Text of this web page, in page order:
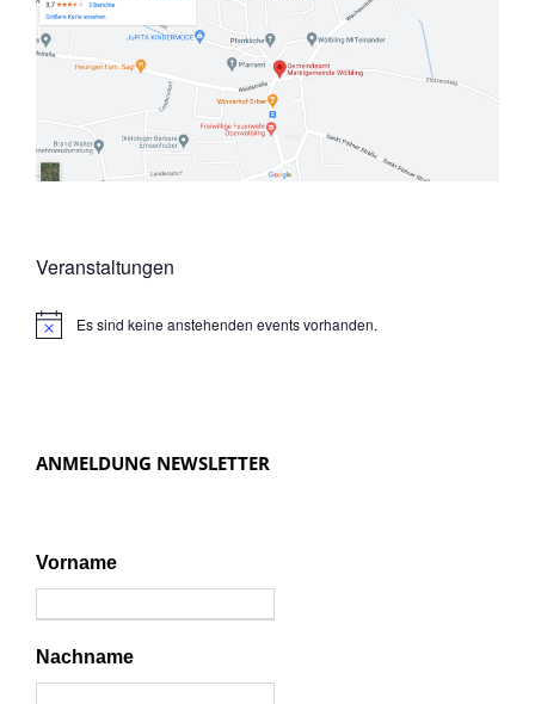
Veranstaltungen
N
Es sind keine anstehenden events vorhanden.
ANMELDUNG NEWSLETTER
Vorname
Nachname